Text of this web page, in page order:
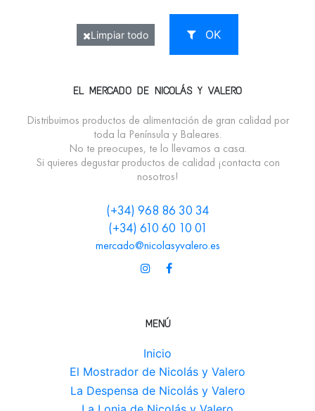
Limpiar todo OK
EL MERCADO DE NICOLÁS Y VALERO
Distribuimos productos de alimentación de gran calidad por
toda la Península y Baleares.
No te preocupes, te lo llevamos a casa.
Si quieres degustar productos de calidad ¡contacta con
nosotros!
(+34) 968 86 30 34
(+34) 610 60 10 01
mercado@nicolasyvalero.es
MENÚ
Inicio
El Mostrador de Nicolás y Valero
La Despensa de Nicolás y Valero